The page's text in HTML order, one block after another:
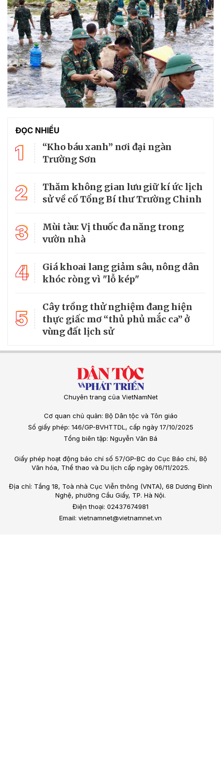
ĐỌC NHIỀU
1
“Kho báu xanh” nơi đại ngàn
Trường Sơn
2
Thăm không gian lưu giữ kí ức lịch
sử về cố Tổng Bí thư Trường Chinh
3
Mùi tàu: Vị thuốc đa năng trong
vườn nhà
4
Giá khoai lang giảm sâu, nông dân
khóc ròng vì "lỗ kép"
5
Cây trồng thử nghiệm đang hiện
thực giấc mơ “thủ phủ mắc ca” ở
vùng đất lịch sử
Chuyên trang của VietNamNet
Cơ quan chủ quản: Bộ Dân tộc và Tôn giáo
Số giấy phép: 146/GP-BVHTTDL, cấp ngày 17/10/2025
Tổng biên tập: Nguyễn Văn Bá
Giấy phép hoạt động báo chí số 57/GP-BC do Cục Báo chí, Bộ
Văn hóa, Thể thao và Du lịch cấp ngày 06/11/2025.
Địa chỉ: Tầng 18, Toà nhà Cục Viễn thông (VNTA), 68 Dương Đình
Nghệ, phường Cầu Giấy, TP. Hà Nội.
Điện thoại: 02437674981
Email: vietnamnet@vietnamnet.vn